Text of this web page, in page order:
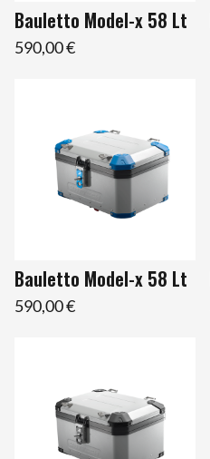
Bauletto Model-x 58 Lt
590,00 €
Bauletto Model-x 58 Lt
590,00 €